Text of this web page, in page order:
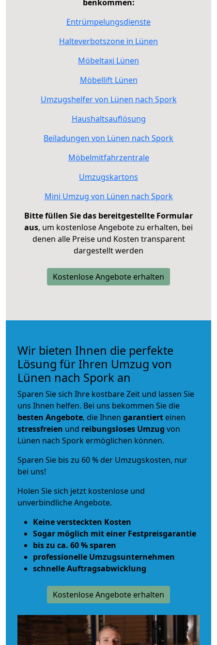
benkommen:
Entrümpelungsdienste
Halteverbotszone in Lünen
Möbeltaxi Lünen
Möbellift Lünen
Umzugshelfer von Lünen nach Spork
Haushaltsauflösung
Beiladungen von Lünen nach Spork
Möbelmitfahrzentrale
Umzugskartons
Mini Umzug von Lünen nach Spork
Bitte füllen Sie das bereitgestellte Formular
aus, um kostenlose Angebote zu erhalten, bei
denen alle Preise und Kosten transparent
dargestellt werden
Kostenlose Angebote erhalten
Wir bieten Ihnen die perfekte
Lösung für Ihren Umzug von
Lünen nach Spork an
Sparen Sie sich Ihre kostbare Zeit und lassen Sie
uns Ihnen helfen. Bei uns bekommen Sie die
besten Angebote, die Ihnen garantiert einen
stressfreien und reibungsloses Umzug von
Lünen nach Spork ermöglichen können.
Sparen Sie bis zu 60 % der Umzugskosten, nur
bei uns!
Holen Sie sich jetzt kostenlose und
unverbindliche Angebote.
Keine versteckten Kosten
Sogar möglich mit einer Festpreisgarantie
bis zu ca. 60 % sparen
professionelle Umzugsunternehmen
schnelle Auftragsabwicklung
Kostenlose Angebote erhalten